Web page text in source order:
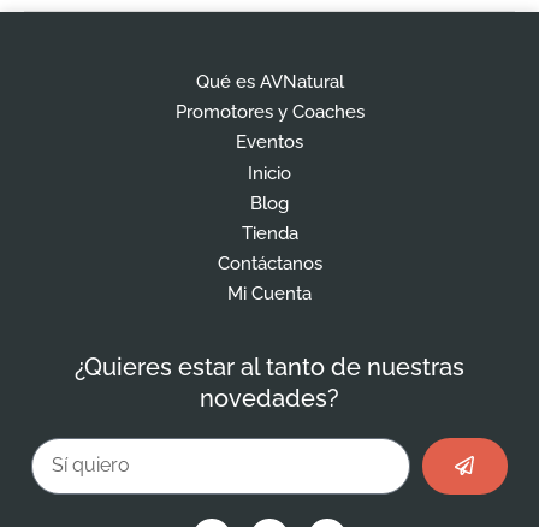
Qué es AVNatural
Promotores y Coaches
Eventos
Inicio
Blog
Tienda
Contáctanos
Mi Cuenta
¿Quieres estar al tanto de nuestras
novedades?
Email Enviar